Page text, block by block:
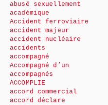
abusé sexuellement
académique
Accident ferroviaire
accident majeur
accident nucléaire
accidents
accompagné
Accompagné d’un
accompagnés
ACCOMPLIE
accord commercial
accord déclare